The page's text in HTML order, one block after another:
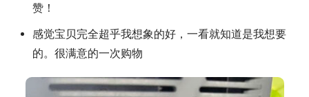
赞！
感觉宝贝完全超乎我想象的好，一看就知道是我想要
的。很满意的一次购物